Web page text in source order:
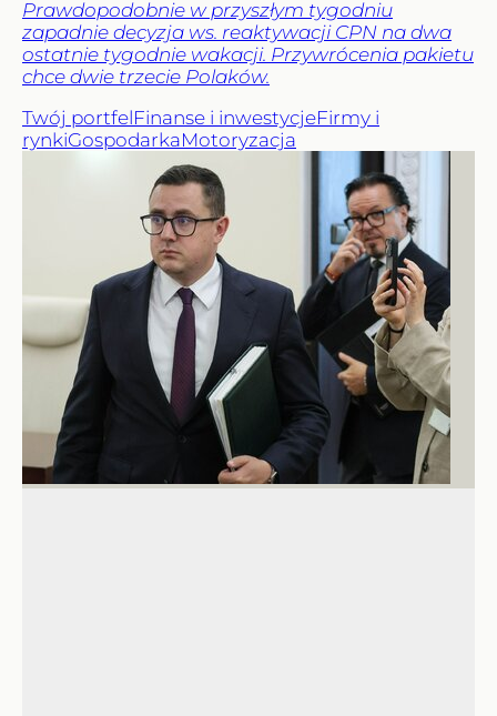
Prawdopodobnie w przyszłym tygodniu
zapadnie decyzja ws. reaktywacji CPN na dwa
ostatnie tygodnie wakacji. Przywrócenia pakietu
chce dwie trzecie Polaków.
Twój portfelFinanse i inwestycjeFirmy i
rynkiGospodarkaMotoryzacja